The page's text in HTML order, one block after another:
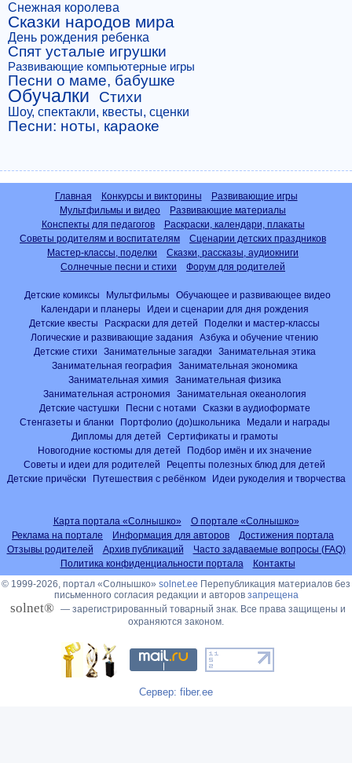
Снежная королева
Сказки народов мира
День рождения ребенка
Спят усталые игрушки
Развивающие компьютерные игры
Песни о маме, бабушке
Обучалки Стихи
Шоу, спектакли, квесты, сценки
Песни: ноты, караоке
Главная Конкурсы и викторины
Развивающие игры
Мультфильмы и видео
Развивающие материалы
Конспекты для педагогов
Раскраски, календари, плакаты
Советы родителям и воспитателям
Сценарии детских праздников
Мастер-классы, поделки
Сказки, рассказы, аудиокниги
Солнечные песни и стихи
Форум для родителей
Детские комиксы Мультфильмы
Обучающее и развивающее видео
Календари и планеры
Идеи и сценарии для дня рождения
Детские квесты
Раскраски для детей
Поделки и мастер-классы
Логические и развивающие задания
Азбука и обучение чтению
Детские стихи
Занимательные загадки
Занимательная этика
Занимательная география
Занимательная экономика
Занимательная химия
Занимательная физика
Занимательная астрономия
Занимательная океанология
Детские частушки
Песни с нотами
Сказки в аудиоформате
Стенгазеты и бланки
Портфолио (до)школьника
Медали и награды
Дипломы для детей
Сертификаты и грамоты
Новогодние костюмы для детей
Подбор имён и их значение
Советы и идеи для родителей
Рецепты полезных блюд для детей
Детские причёски
Путешествия с ребёнком Идеи рукоделия и творчества
Карта портала «Солнышко»
О портале «Солнышко»
Реклама на портале
Информация для авторов
Достижения портала
Отзывы родителей
Архив публикаций
Часто задаваемые вопросы (FAQ)
Политика конфиденциальности портала
Контакты
© 1999-2026, портал «Солнышко» solnet.ee Перепубликация материалов без
письменного согласия редакции и авторов запрещена
solnet® — зарегистрированный товарный знак. Все права защищены и
охраняются законом.
Сервер: fiber.ee